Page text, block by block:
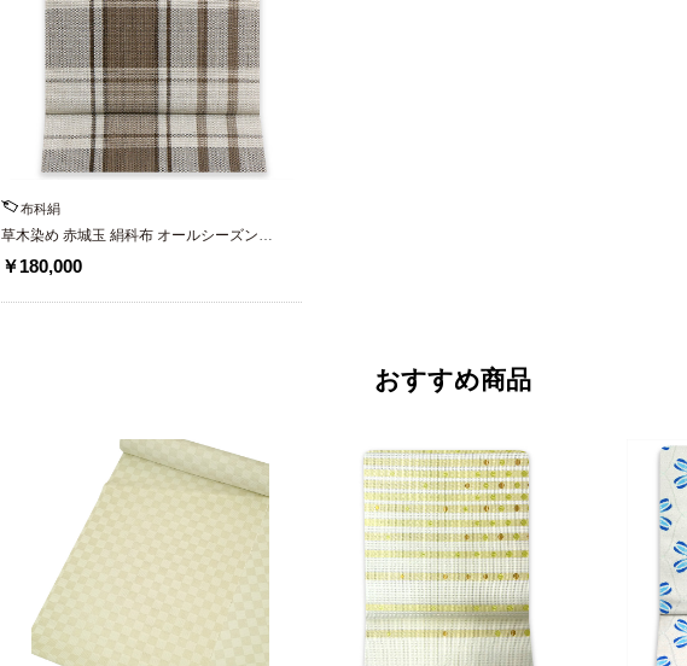
布科絹
草木染め 赤城玉 絹科布 オールシーズン八
寸帯【格子】
￥180,000
おすすめ商品